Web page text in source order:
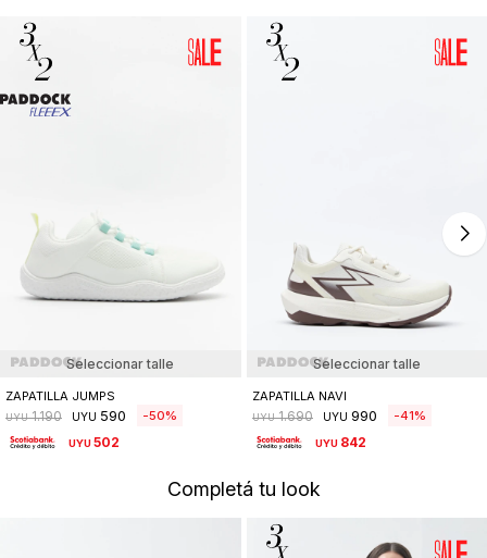
Seleccionar talle
ZAPATILLA JUMPS
UYU 1.190 UYU 590 50
UYU502
Seleccionar talle
ZAPATILLA NAVI
UYU 1.690 UYU 990 41
UYU 842
Completá tu look